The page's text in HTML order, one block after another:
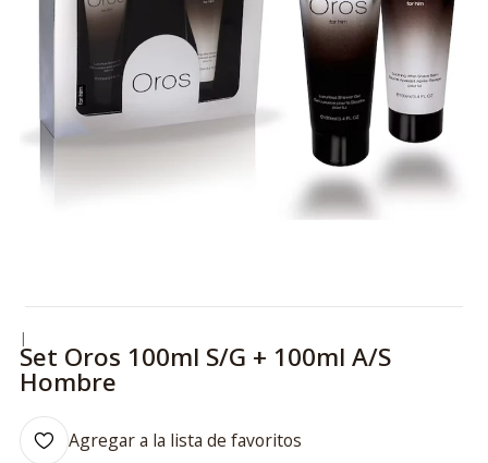
|
Set Oros 100ml S/G + 100ml A/S
Hombre
Agregar a la lista de favoritos